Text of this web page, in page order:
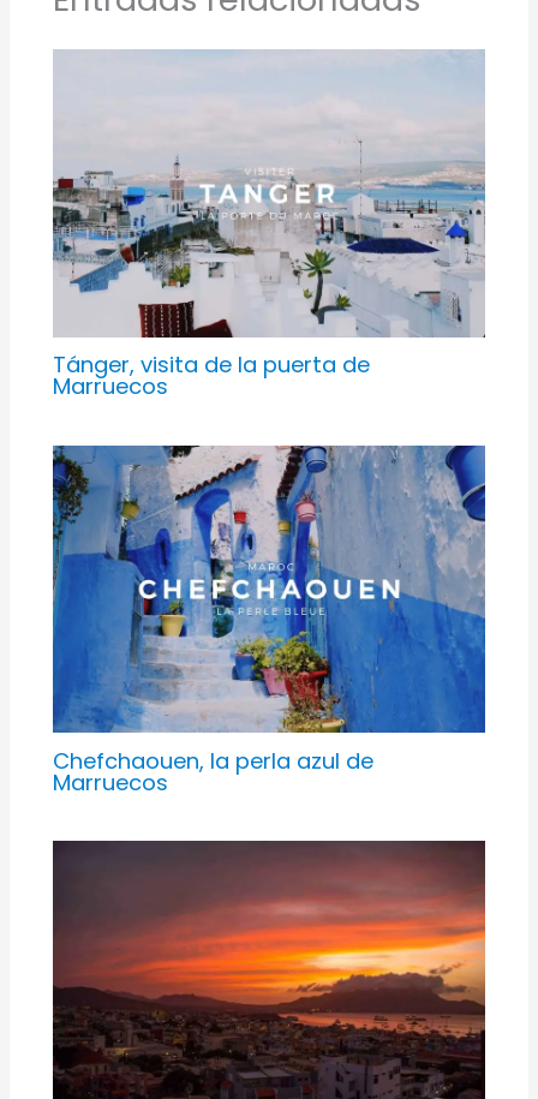
Tánger, visita de la puerta de
Marruecos
Chefchaouen, la perla azul de
Marruecos